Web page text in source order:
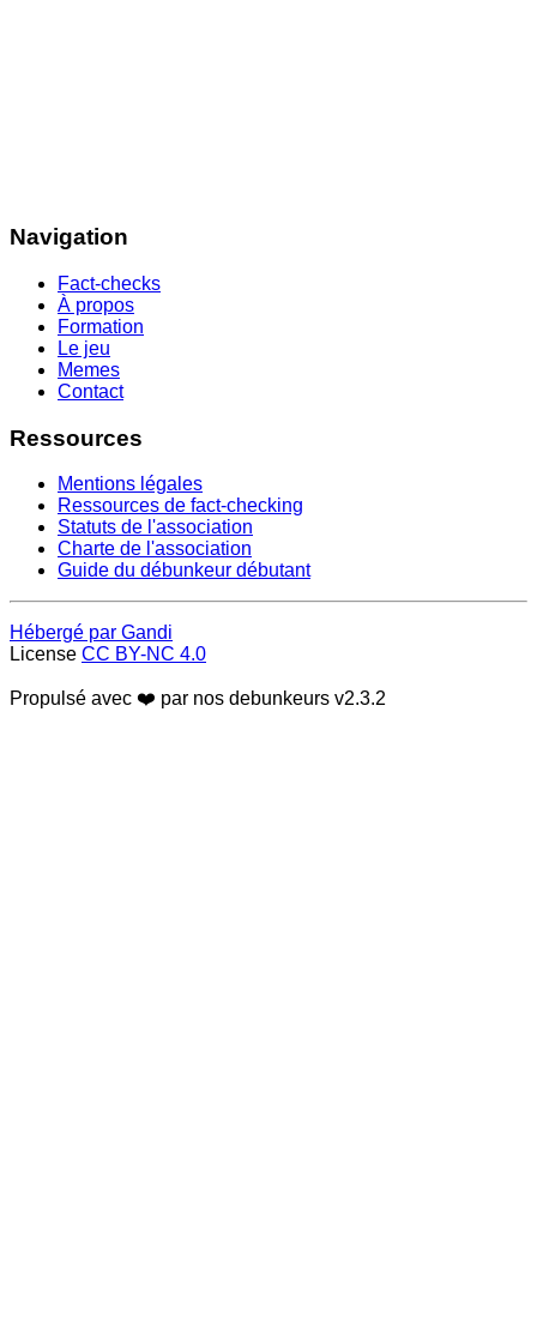
Navigation
Fact-checks
À propos
Formation
Le jeu
Memes
Contact
Ressources
Mentions légales
Ressources de fact-checking
Statuts de l'association
Charte de l'association
Guide du débunkeur débutant
Hébergé par Gandi
License CC BY-NC 4.0
Propulsé avec ❤️ par nos debunkeurs v2.3.2